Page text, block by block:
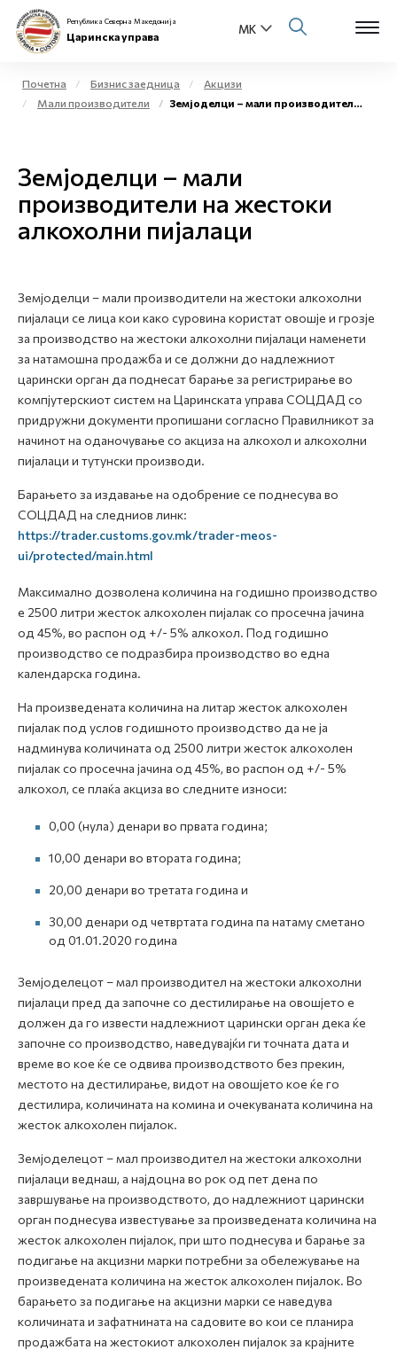
Физички лица
Бизнис заедница
Open
Медиа центар
Контакт
Е-Весник
Република Северна Македонија
Царинска управа
Почетна Бизнис заедница
Акцизи
Мали производители
Земјоделци – мали производители на жестоки алкохолни пијалаци
Земјоделци – мали
производители на жестоки
алкохолни пијалаци
Земјоделци – мали производители на жестоки алкохолни
пијалаци се лица кои како суровина користат овошје и грозје
за производство на жестоки алкохолни пијалаци наменети
за натамошна продажба и се должни до надлежниот
царински орган да поднесат барање за регистрирање во
компјутерскиот систем на Царинската управа СОЦДАД со
придружни документи пропишани согласно Правилникот за
начинот на оданочување со акциза на алкохол и алкохолни
пијалаци и тутунски производи.
Барањето за издавање на одобрение се поднесува во
СОЦДАД на следниов линк:
https://trader.customs.gov.mk/trader-meos-
ui/protected/main.html
Максимално дозволена количина на годишно производство
е 2500 литри жесток алкохолен пијалак со просечна јачина
од 45%, во распон од +/- 5% алкохол. Под годишно
производство се подразбира производство во една
календарска година.
На произведената количина на литар жесток алкохолен
пијалак под услов годишното производство да не ја
надминува количината од 2500 литри жесток алкохолен
пијалак со просечна јачина од 45%, во распон од +/- 5%
алкохол, се плаќа акциза во следните износи:
0,00 (нула) денари во првата година;
10,00 денари во втората година;
20,00 денари во третата година и
30,00 денари од четвртата година па натаму сметано
од 01.01.2020 година
Земјоделецот – мал производител на жестоки алкохолни
пијалаци пред да започне со дестилирање на овошјето е
должен да го извести надлежниот царински орган дека ќе
започне со производство, наведувајќи ги точната дата и
време во кое ќе се одвива производството без прекин,
местото на дестилирање, видот на овошјето кое ќе го
дестилира, количината на комина и очекуваната количина на
жесток алкохолен пијалок.
Земјоделецот – мал производител на жестоки алкохолни
пијалаци веднаш, а најдоцна во рок од пет дена по
завршување на производството, до надлежниот царински
орган поднесува известување за произведената количина на
жесток алкохолен пијалок, при што поднесува и барање за
подигање на акцизни марки потребни за обележување на
произведената количина на жесток алкохолен пијалок. Во
барањето за подигање на акцизни марки се наведува
количината и зафатнината на садовите во кои се планира
продажбата на жестокиот алкохолен пијалок за крајните